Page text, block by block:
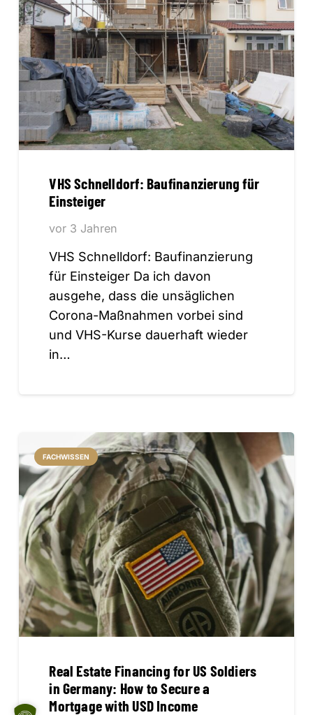
VHS Schnelldorf: Baufinanzierung für
Einsteiger
vor 3 Jahren
VHS Schnelldorf: Baufinanzierung
für Einsteiger Da ich davon
ausgehe, dass die unsäglichen
Corona-Maßnahmen vorbei sind
und VHS-Kurse dauerhaft wieder
in…
FACHWISSEN
Real Estate Financing for US Soldiers
in Germany: How to Secure a
Mortgage with USD Income